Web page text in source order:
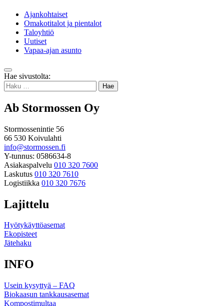
Ajankohtaiset
Omakotitalot ja pientalot
Taloyhtiö
Uutiset
Vapaa-ajan asunto
Takaisin
ylös
Hae sivustolta:
Haku:
Ab Stormossen Oy
Stormossenintie 56
66 530 Koivulahti
info@stormossen.fi
Y-tunnus: 0586634-8
Asiakaspalvelu 010 320 7600
Laskutus 010 320 7610
Logistiikka 010 320 7676
Lajittelu
Hyötykäyttöasemat
Ekopisteet
Jätehaku
INFO
Usein kysyttyä – FAQ
Biokaasun tankkausasemat
Kompostimultaa